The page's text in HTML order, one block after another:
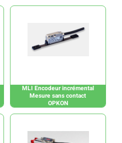
MLI Encodeur incrémental
Mesure sans contact
OPKON